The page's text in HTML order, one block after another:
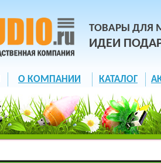
ТОВАРЫ ДЛЯ
ИДЕИ
О КОМПАНИИ КАТАЛОГ